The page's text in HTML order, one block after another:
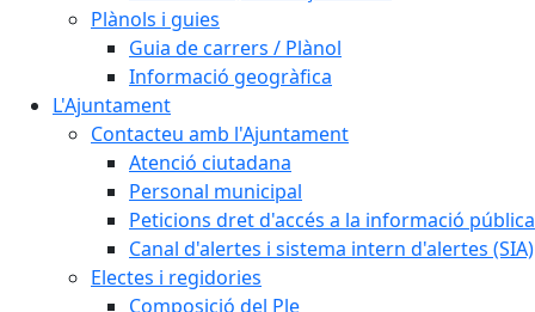
Plànols i guies
Guia de carrers / Plànol
Informació geogràfica
L'Ajuntament
Contacteu amb l'Ajuntament
Atenció ciutadana
Personal municipal
Peticions dret d'accés a la informació pública
Canal d'alertes i sistema intern d'alertes (SIA)
Electes i regidories
Composició del Ple